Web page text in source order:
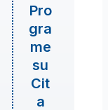
Pro
gra
me
su
Cit
a